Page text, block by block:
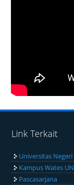
Link Terkait
Universitas
Kampus Wates
Pascasarjana